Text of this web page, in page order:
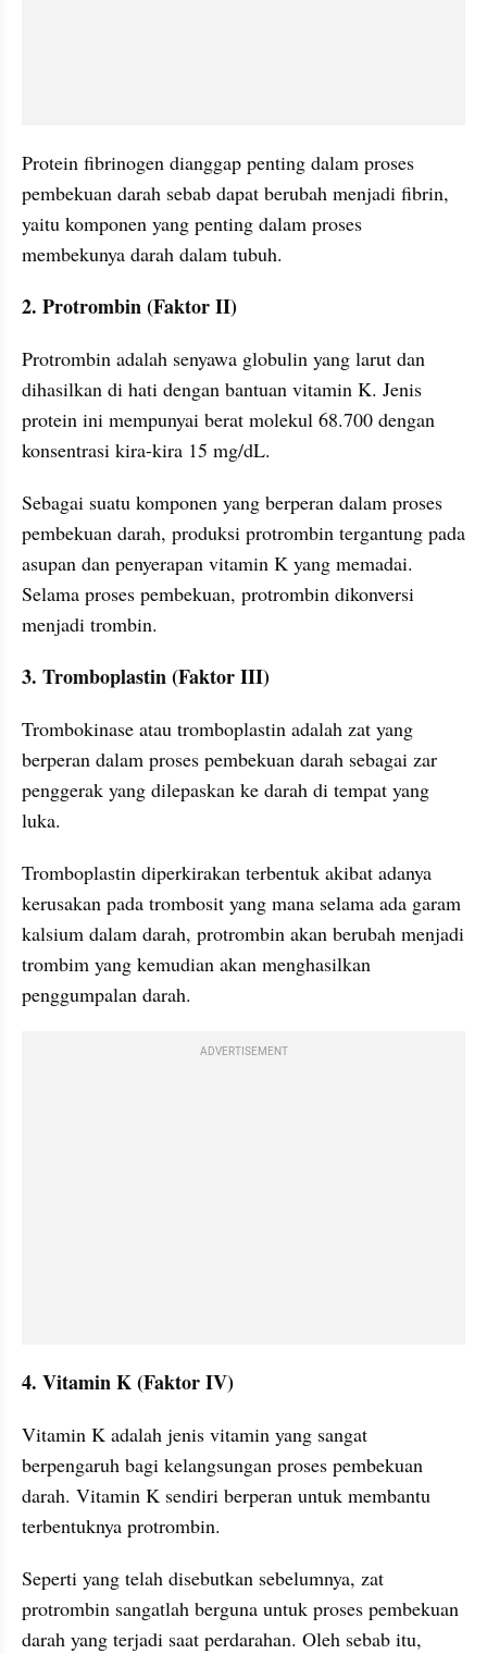
Protein fibrinogen dianggap penting dalam proses
pembekuan darah sebab dapat berubah menjadi fibrin,
yaitu komponen yang penting dalam proses
membekunya darah dalam tubuh.
2. Protrombin (Faktor II)
Protrombin adalah senyawa globulin yang larut dan
dihasilkan di hati dengan bantuan vitamin K. Jenis
protein ini mempunyai berat molekul 68.700 dengan
konsentrasi kira-kira 15 mg/dL.
Sebagai suatu komponen yang berperan dalam proses
pembekuan darah, produksi protrombin tergantung pada
asupan dan penyerapan vitamin K yang memadai.
Selama proses pembekuan, protrombin dikonversi
menjadi trombin.
3. Tromboplastin (Faktor III)
Trombokinase atau tromboplastin adalah zat yang
berperan dalam proses pembekuan darah sebagai zar
penggerak yang dilepaskan ke darah di tempat yang
luka.
Tromboplastin diperkirakan terbentuk akibat adanya
kerusakan pada trombosit yang mana selama ada garam
kalsium dalam darah, protrombin akan berubah menjadi
trombim yang kemudian akan menghasilkan
penggumpalan darah.
ADVERTISEMENT
4. Vitamin K (Faktor IV)
Vitamin K adalah jenis vitamin yang sangat
berpengaruh bagi kelangsungan proses pembekuan
darah. Vitamin K sendiri berperan untuk membantu
terbentuknya protrombin.
Seperti yang telah disebutkan sebelumnya, zat
protrombin sangatlah berguna untuk proses pembekuan
darah yang terjadi saat perdarahan. Oleh sebab itu,